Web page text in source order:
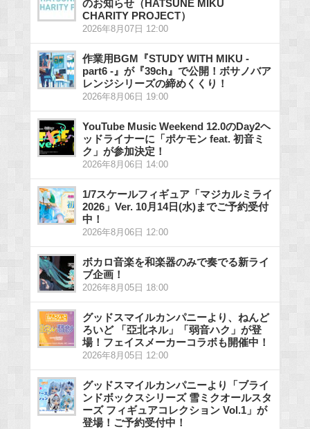
のお知らせ（HATSUNE MIKU
CHARITY PROJECT）
2026年8月07日 12:00
作業用BGM『STUDY WITH MIKU -
part6 -』が『39ch』で公開！ボサノバア
レンジシリーズの締めくくり！
2026年8月06日 19:00
YouTube Music Weekend 12.0のDay2ヘ
ッドライナーに「ポケモン feat. 初音ミ
ク」が参加決定！
2026年8月06日 14:00
1/7スケールフィギュア「マジカルミライ
2026」Ver. 10月14日(水)までご予約受付
中！
2026年8月06日 12:00
ボカロ音楽を和楽器のみで奏でる新ライ
ブ企画！
2026年8月05日 18:00
グッドスマイルカンパニーより、ねんど
ろいど 「亞北ネル」「弱音ハク」が登
場！フェイスメーカーコラボも開催中！
2026年8月05日 12:00
グッドスマイルカンパニーより「ブライ
ンドボックスシリーズ 雪ミクオールスタ
ーズ フィギュアコレクション Vol.1」が
登場！ご予約受付中！